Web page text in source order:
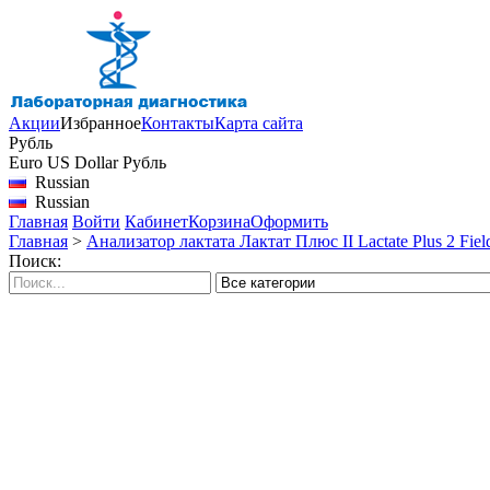
АкцииИзбранноеКонтактыКарта сайта
Рубль
Euro US Dollar Рубль
Russian
Russian
Главная Войти КабинетКорзинаОформить
Главная > Анализатор лактата Лактат Плюс II Lactate Plus 2
Поиск: